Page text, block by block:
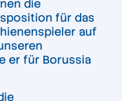
die
für das
auf
er für Borussia